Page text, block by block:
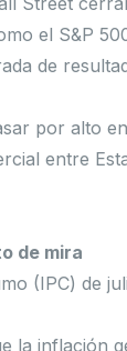
el S&P
de
por alto
entre
de mira
(IPC) de
la inflación